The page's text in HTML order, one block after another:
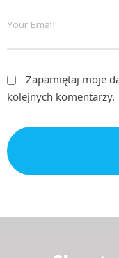
Zapamiętaj moje
kolejnych komentarzy.